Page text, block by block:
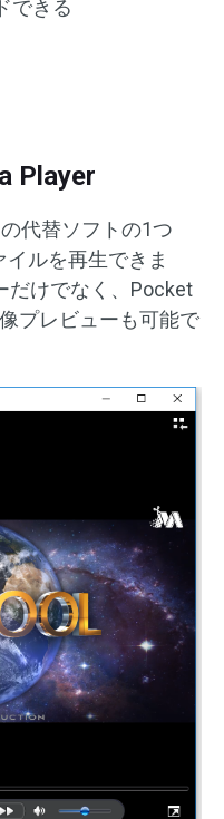
できる
Player
代替ソフトの1つ
ルを再生できま
だけでなく、Pocket
プレビューも可能で